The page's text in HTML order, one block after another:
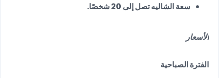
سعة الشاليه تصل إلى 20 شخصًا.
الأسعار
الفترة الصباحية